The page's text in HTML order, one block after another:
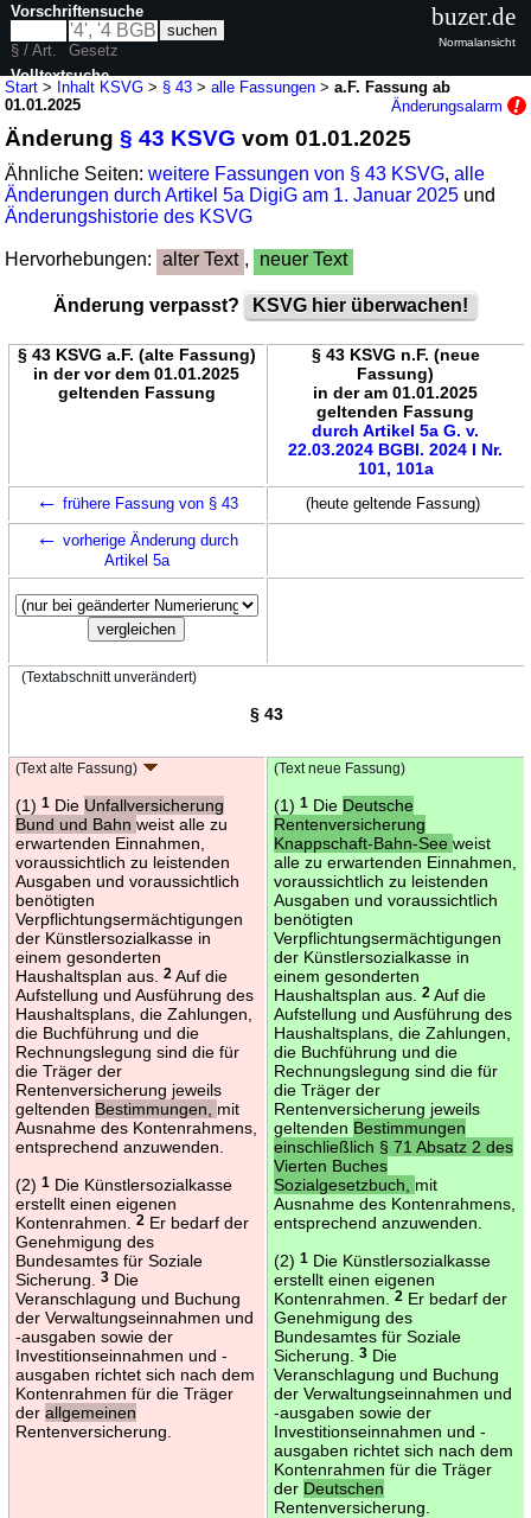
Start > Inhalt KSVG > § 43 >alle Fassungen >a.F. Fassung ab
01.01.2025
Änderungsalarm
Änderung§ 43 KSVG vom 01.01.2025
Ähnliche Seiten:weitere Fassungen von § 43 KSVG,alle
Änderungen durch Artikel 5a DigiG am 1. Januar 2025 und
Änderungshistorie des KSVG
Hervorhebungen: alter Text , neuer Text
Änderung verpasst? KSVG hier überwachen!
§ 43 KSVG a.F. (alte Fassung)
in der vor dem 01.01.2025
geltenden Fassung
§ 43 KSVG n.F. (neue
Fassung)
in der am 01.01.2025
geltenden Fassung
durch Artikel 5a G. v.
22.03.2024 BGBl. 2024 I Nr.
101, 101a
← frühere Fassung von § 43 (heute geltende Fassung)
← vorherige Änderung durch
Artikel 5a
(Textabschnitt unverändert)
§ 43
(Text alte Fassung)
(1) 1Die Unfallversicherung
Bund und Bahn weist alle zu
erwartenden Einnahmen,
voraussichtlich zu leistenden
Ausgaben und voraussichtlich
benötigten
Verpflichtungsermächtigungen
der Künstlersozialkasse in
einem gesonderten
Haushaltsplan aus.
2Auf die
Aufstellung und Ausführung des
Haushaltsplans, die Zahlungen,
die Buchführung und die
Rechnungslegung sind die für
die Träger der
Rentenversicherung jeweils
geltenden Bestimmungen, mit
Ausnahme des Kontenrahmens,
entsprechend anzuwenden.
(2) 1Die Künstlersozialkasse
erstellt einen eigenen
Kontenrahmen.
2Er bedarf der
Genehmigung des
Bundesamtes für Soziale
Sicherung.
3Die
Veranschlagung und Buchung
der Verwaltungseinnahmen und
-ausgaben sowie der
Investitionseinnahmen und -
ausgaben richtet sich nach dem
Kontenrahmen für die Träger
der allgemeinen
Rentenversicherung.
(Text neue Fassung)
(1) 1Die Deutsche
Rentenversicherung
Knappschaft-Bahn-See weist
alle zu erwartenden Einnahmen,
voraussichtlich zu leistenden
Ausgaben und voraussichtlich
benötigten
Verpflichtungsermächtigungen
der Künstlersozialkasse in
einem gesonderten
Haushaltsplan aus.
2Auf die
Aufstellung und Ausführung des
Haushaltsplans, die Zahlungen,
die Buchführung und die
Rechnungslegung sind die für
die Träger der
Rentenversicherung jeweils
geltenden Bestimmungen
einschließlich § 71 Absatz 2 des
Vierten Buches
Sozialgesetzbuch, mit
Ausnahme des Kontenrahmens,
entsprechend anzuwenden.
(2) 1Die Künstlersozialkasse
erstellt einen eigenen
Kontenrahmen.
2Er bedarf der
Genehmigung des
Bundesamtes für Soziale
Sicherung.
3Die
Veranschlagung und Buchung
der Verwaltungseinnahmen und
-ausgaben sowie der
Investitionseinnahmen und -
ausgaben richtet sich nach dem
Kontenrahmen für die Träger
der Deutschen
Rentenversicherung.
Vorschriftensuche
§ / Art.
Gesetz
Volltextsuche
buzer.de
Normalansicht